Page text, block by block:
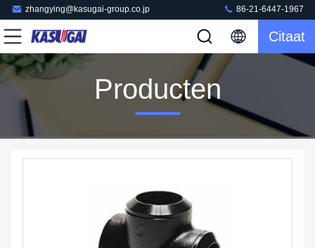
zhangying@kasugai-group.co.jp 86-21-6447-1967
Citaat
Producten